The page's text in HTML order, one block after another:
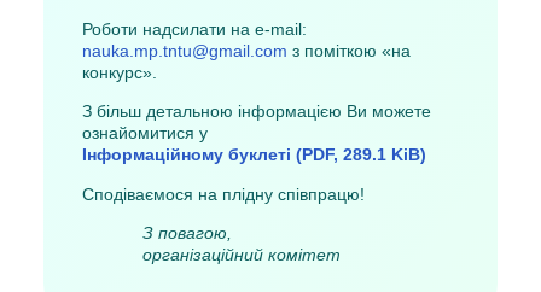
Роботи надсилати на e-mail:
nauka.mp.tntu@gmail.com з поміткою «на
конкурс».
З більш детальною інформацією Ви можете
ознайомитися у
Інформаційному буклеті (PDF, 289.1 KiB)
Сподіваємося на плідну співпрацю!
З повагою,
організаційний комітет